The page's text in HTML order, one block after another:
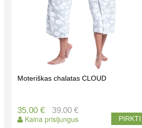
Moteriškas chalatas CLOUD
35.00 €
Kaina prisijungus
39.00 €
PIRKTI